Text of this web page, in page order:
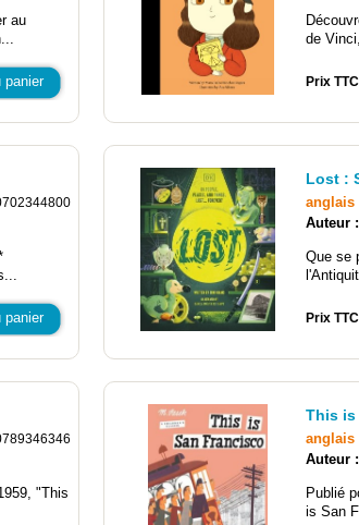
au
panier
de
Prix
panier
Lost :
anglais
Auteur :
Que se
Prix
"This
This is
anglais
Auteur :
Publié
is San